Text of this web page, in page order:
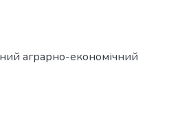
аграрно-економічний